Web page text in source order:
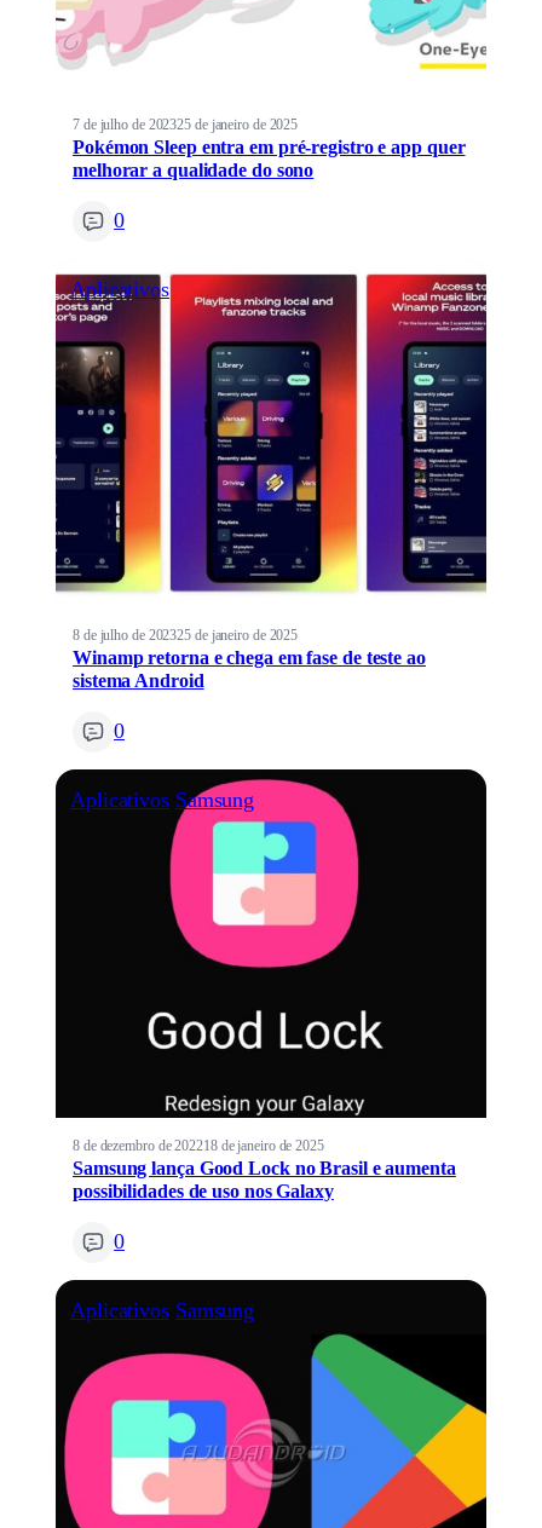
7 de julho de 202325 de janeiro de 2025
Pokémon Sleep entra em pré-registro e app quer
melhorar a qualidade do sono
0
Aplicativos
8 de julho de 202325 de janeiro de 2025
Winamp retorna e chega em fase de teste ao
sistema Android
0
Aplicativos Samsung
8 de dezembro de 202218 de janeiro de 2025
Samsung lança Good Lock no Brasil e aumenta
possibilidades de uso nos Galaxy
0
Aplicativos Samsung